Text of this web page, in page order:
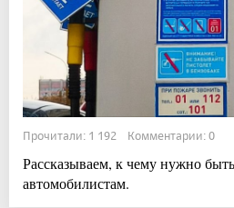
Прочитали: 1 192 Комментарии: 0
Рассказываем, к чему нужно
автомобилистам.